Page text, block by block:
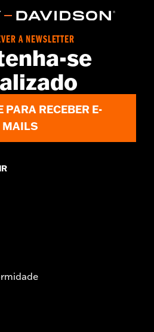
A NEWSLETTER
se
PARA RECEBER E-
MAILS